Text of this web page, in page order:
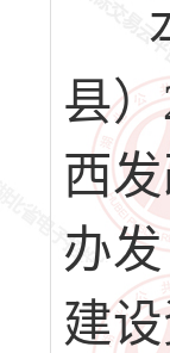
县
西
办
建